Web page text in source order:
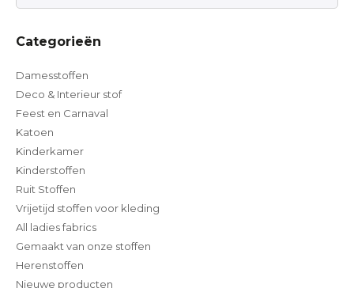
Categorieën
Damesstoffen
Deco & Interieur stof
Feest en Carnaval
Katoen
Kinderkamer
Kinderstoffen
Ruit Stoffen
Vrijetijd stoffen voor kleding
All ladies fabrics
Gemaakt van onze stoffen
Herenstoffen
Nieuwe producten